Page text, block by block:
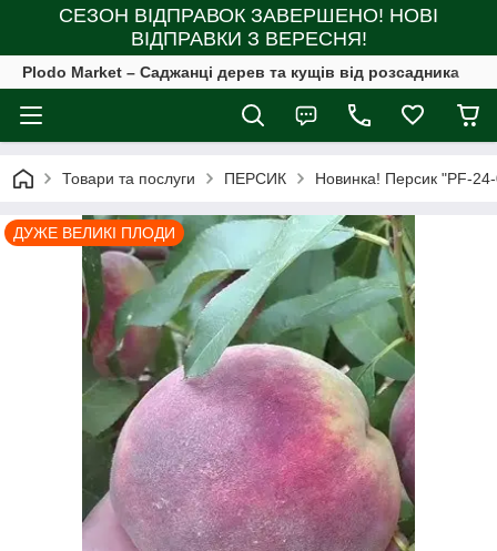
СЕЗОН ВІДПРАВОК ЗАВЕРШЕНО! НОВІ
ВІДПРАВКИ З ВЕРЕСНЯ!
Plodo Market – Саджанці дерев та кущів від розсадника
Товари та послуги ПЕРСИК Новинка! Персик "PF-
ДУЖЕ ВЕЛИКІ ПЛОДИ